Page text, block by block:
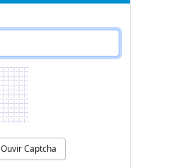
Ouvir Captcha